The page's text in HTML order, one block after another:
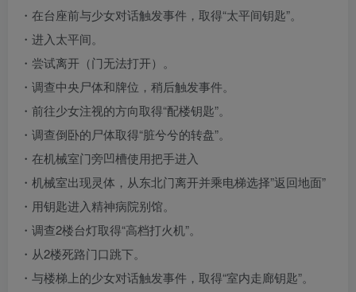
・在台座前与少女对话触发事件，取得“太平间钥匙”。
・进入太平间。
・尝试离开（门无法打开）。
・调查中央尸体和牌位，稍后触发事件。
・前往少女注视的方向取得“配楼钥匙”。
・调查倒卧的尸体取得“脏兮兮的转盘”。
・在机械室门旁凹槽使用把手进入
・机械室出现灵体，从东北门离开并乘电梯选择”返回地面”
・用钥匙进入精神病院别馆。
・调查2楼台灯取得“高档打火机”。
・从2楼死路门口跳下。
・与楼梯上的少女对话触发事件，取得“室内走廊钥匙”。